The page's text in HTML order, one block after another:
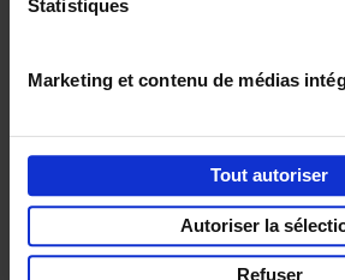
Statistiques
Marketing et contenu de médias
Tout autoriser
Autoriser la
Refuser
Ajouter au